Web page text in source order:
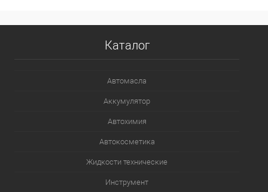
Каталог
Автомасла
Аккумулятор
Автохимия
Автокосметика
Жидкости технические
Инструмент